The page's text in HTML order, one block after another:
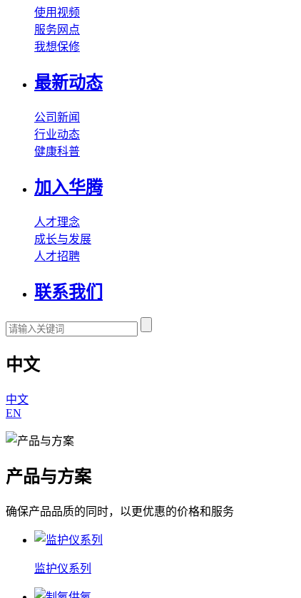
使用视频
服务网点
我想保修
最新动态
公司新闻
行业动态
健康科普
加入华腾
人才理念
成长与发展
人才招聘
联系我们
中文
中文
EN
产品与方案
确保产品品质的同时，以更优惠的价格和服务
监护仪系列